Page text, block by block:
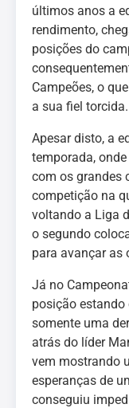
últimos anos a
rendimento,
posições do
Campeões, o
a sua fiel torcida.
Apesar disto, a
temporada,
com os grandes
competição na
voltando a Liga
o segundo
para avançar as
Já no
posição estando
somente uma
atrás do líder
vem mostrando
esperanças de
conseguiu